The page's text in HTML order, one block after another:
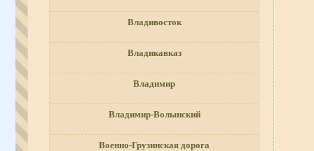
Владивосток
Владикавказ
Владимир
Владимир-Волынский
Военно-Грузинская дорога